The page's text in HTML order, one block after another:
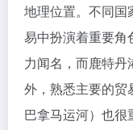
地理位置。不同国
易中扮演着重要角
力闻名，而鹿特
外，熟悉主要的贸
巴拿马运河）也